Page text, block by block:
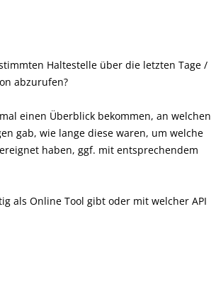
Haltestelle über die letzten Tage /
abzurufen?
einen Überblick bekommen, an welchen
gab, wie lange diese waren, um welche
haben, ggf. mit entsprechendem
als Online Tool gibt oder mit welcher API